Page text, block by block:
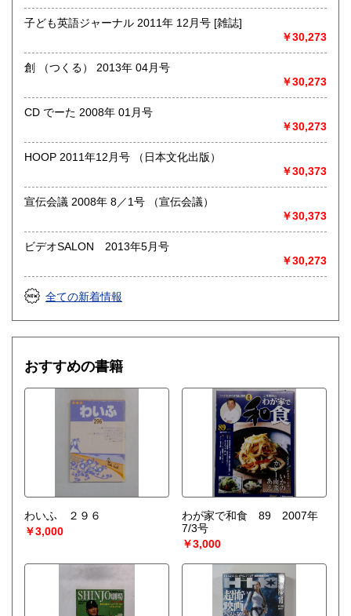
子ども英語ジャーナル 2011年 12月号 [雑誌]
￥30,273
創 （つくる） 2013年 04月号
￥30,273
CD でーた 2008年 01月号
￥30,273
HOOP 2011年12月号 （日本文化出版）
￥30,373
宣伝会議 2008年 8／1号 （宣伝会議）
￥30,373
ビデオSALON 2013年5月号
￥30,273
全ての新着情報
おすすめの書籍
わいふ ２９６
￥3,000
わが家で和食 89 2007年
7/3号
￥3,000